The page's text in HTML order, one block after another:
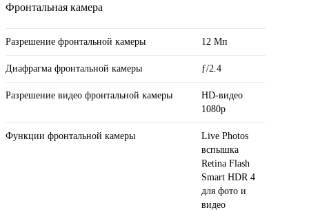
Фронтальная камера
Разрешение фронтальной камеры 12 Мп
Диафрагма фронтальной камеры ƒ/2.4
Разрешение видео фронтальной камеры
HD-видео
1080p
Функции фронтальной камеры
Live Photos
вспышка
Retina Flash
Smart HDR 4
для фото и
видео